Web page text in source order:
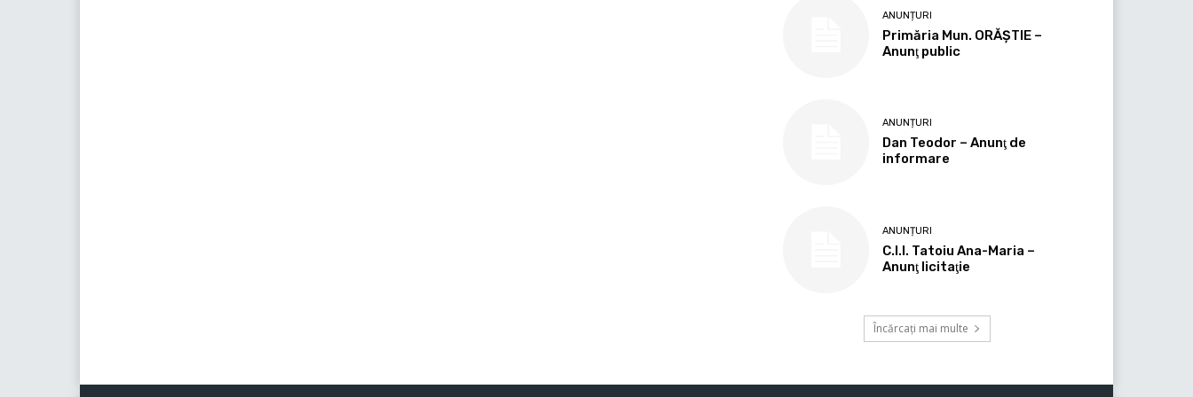
ANUNȚURI
Primăria Mun. ORĂȘTIE –
Anunţ public
ANUNȚURI
Dan Teodor – Anunţ de
informare
ANUNȚURI
C.I.I. Tatoiu Ana-Maria –
Anunţ licitaţie
Încărcați mai multe